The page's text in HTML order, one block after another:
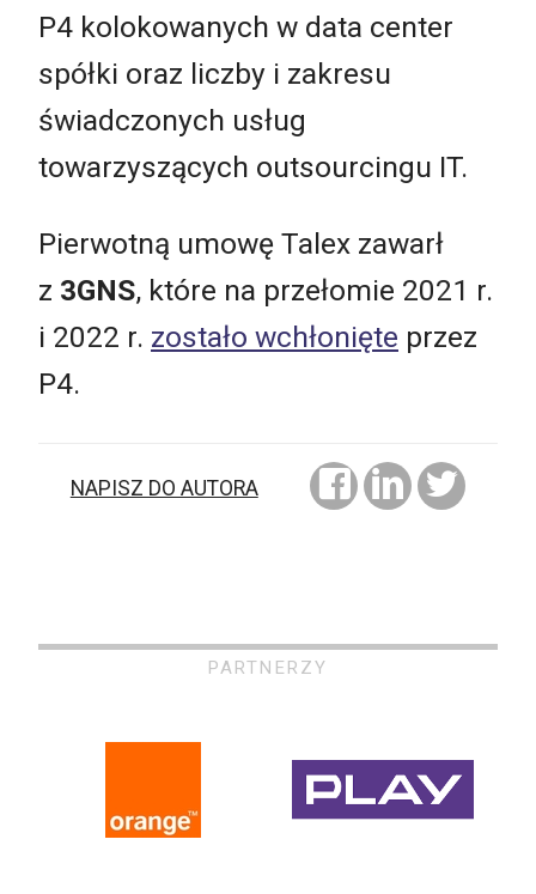
P4 kolokowanych w data center
spółki oraz liczby i zakresu
świadczonych usług
towarzyszących outsourcingu IT.
Pierwotną umowę Talex zawarł
z 3GNS, które na przełomie 2021 r.
i 2022 r. zostało wchłonięte przez
P4.
NAPISZ DO AUTORA
PARTNERZY